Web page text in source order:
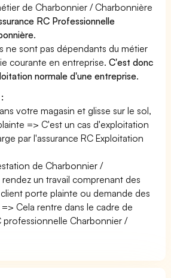
de Charbonnier / Charbonnière
RC Professionnelle
.
ne sont pas dépendants du métier
courante en entreprise.C'est donc
normale d'une entreprise.
votre magasin et glisse sur le sol,
=> C'est un cas d'exploitation
par l'assurance RC Exploitation
de Charbonnier /
un travail comprenant des
porte plainte ou demande des
Cela rentre dans le cadre de
professionnelle Charbonnier /